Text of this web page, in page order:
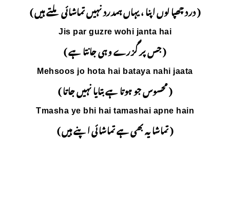
نہیں تماشائی ملتے ہیں )
Mehsoos jo hota
نہیں جاتا )
Tmasha ye bhi hai
اپنے ہیں )